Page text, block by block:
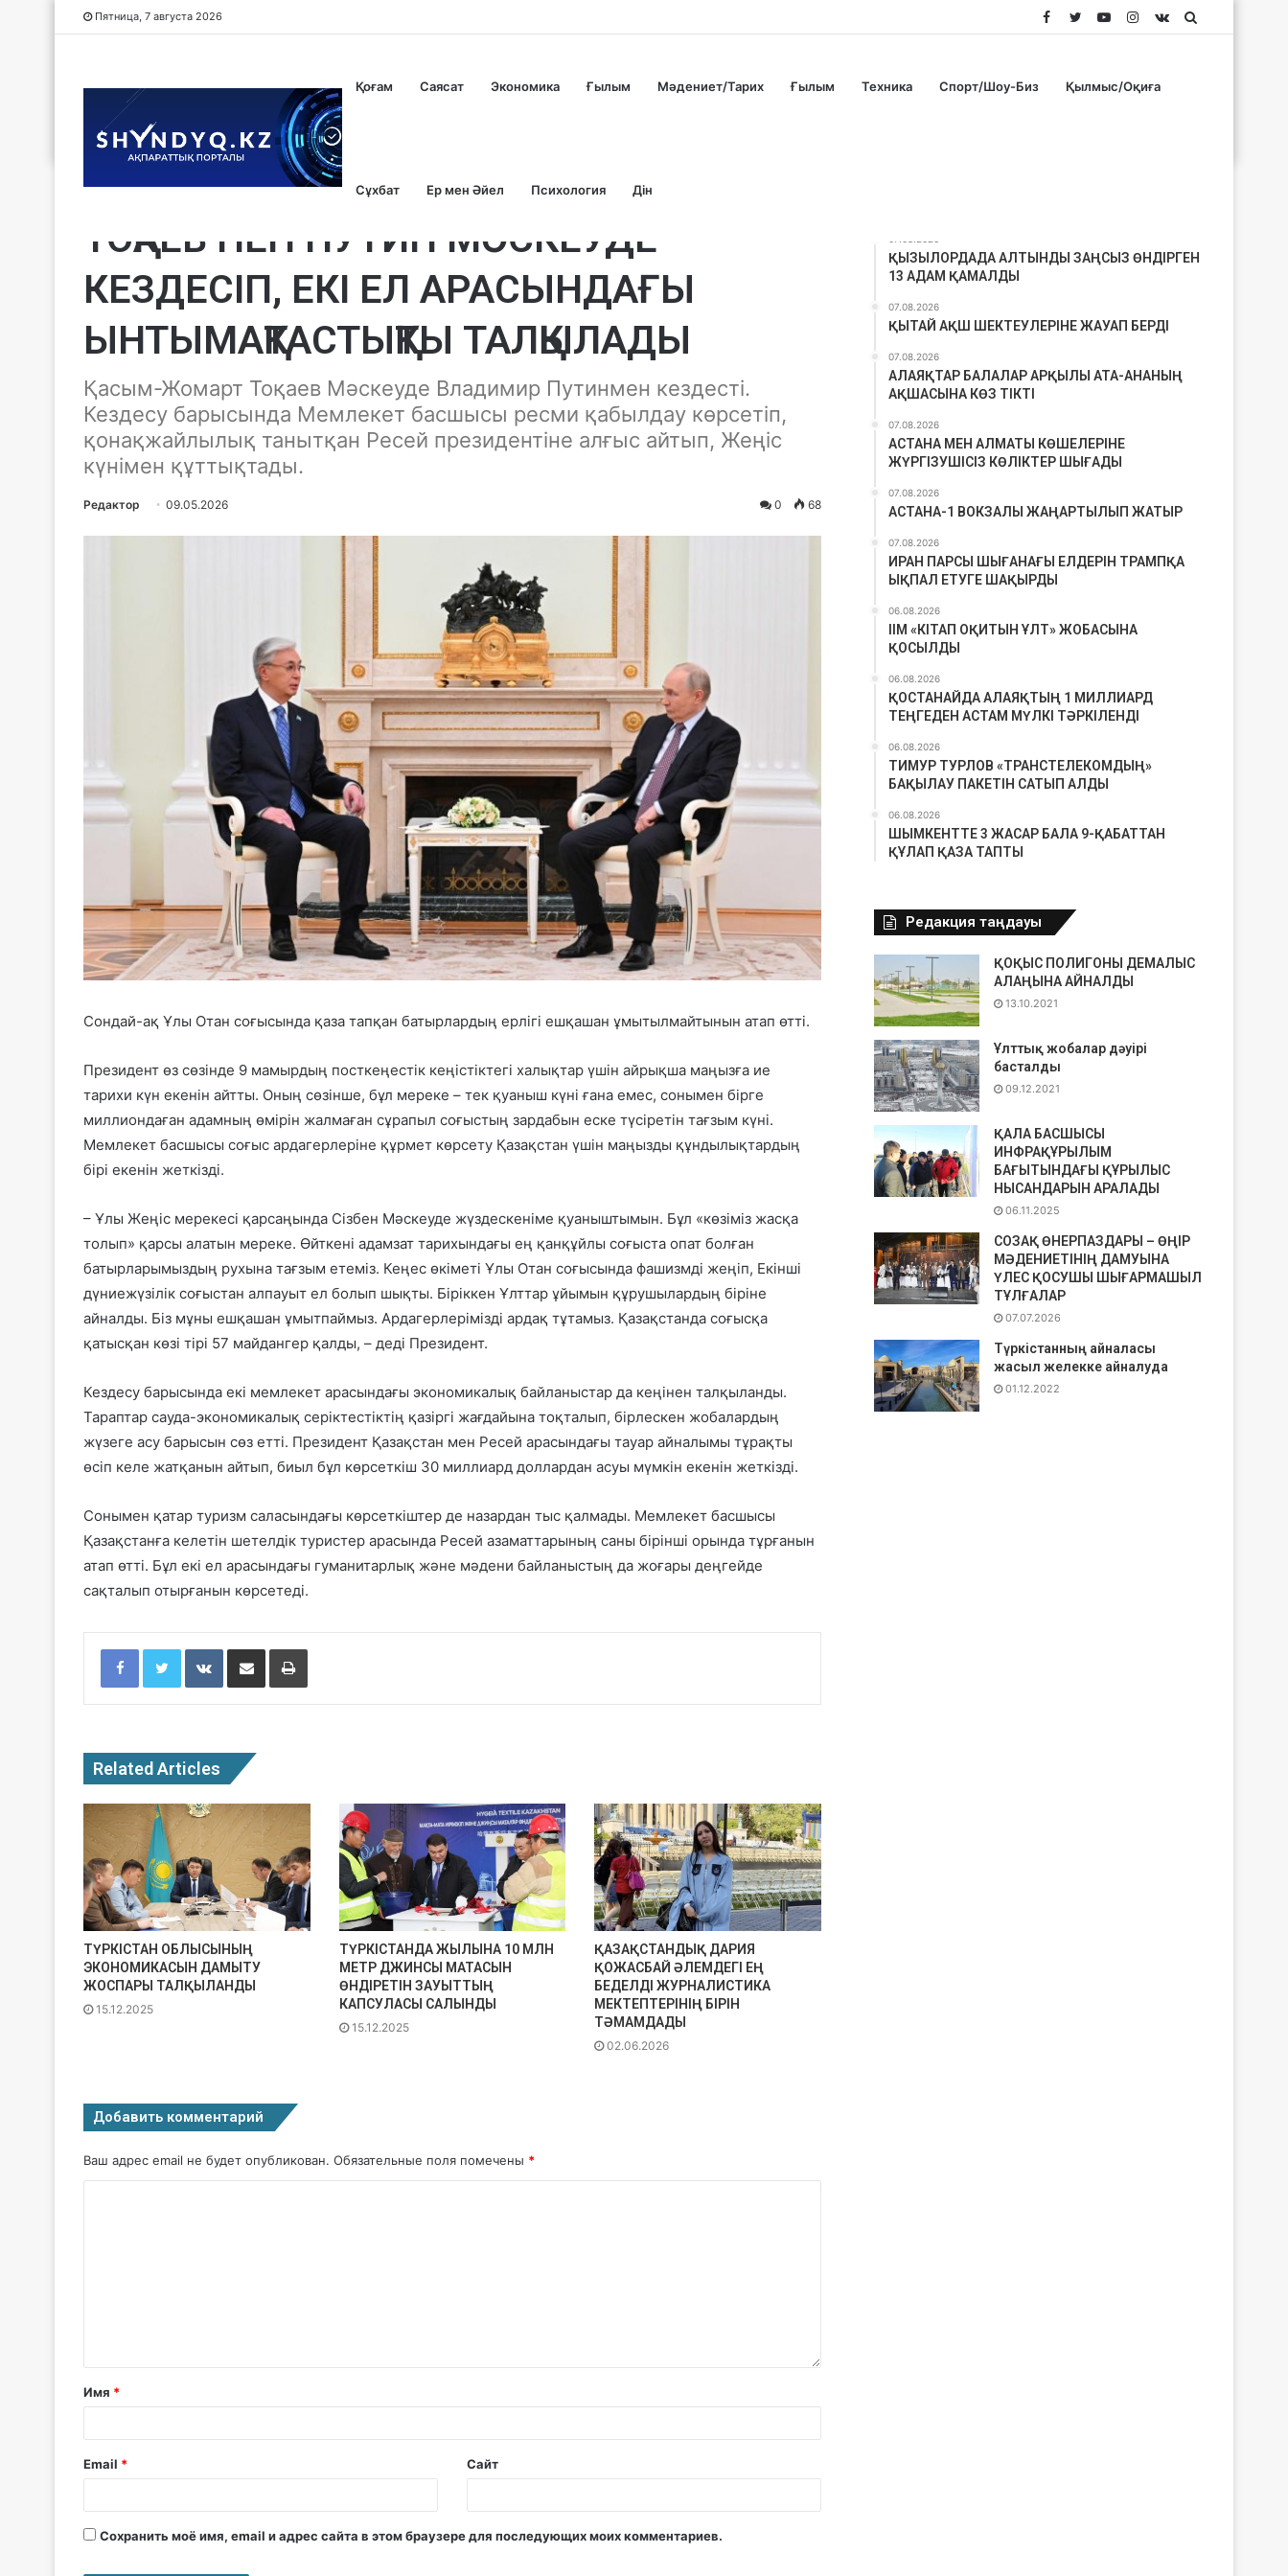
Пятница, 7 августа 2026 vk.com
Instagram
YouTube
Twitter
Facebook
Қоғам Саясат Экономика Ғылым Мәдениет/Тарих Ғылым Техника Спорт/Шоу-Биз Қылмыс/Оқиға
Сұхбат Ер мен Әйел Психология Дін
ТОҚАЕВ ПЕН ПУТИН МӘСКЕУДЕ
КЕЗДЕСІП, ЕКІ ЕЛ АРАСЫНДАҒЫ
ЫНТЫМАҚТАСТЫҚТЫ ТАЛҚЫЛАДЫ
Қасым-Жомарт Тоқаев Мәскеуде Владимир Путинмен кездесті.
Кездесу барысында Мемлекет басшысы ресми қабылдау көрсетіп,
қонақжайлылық танытқан Ресей президентіне алғыс айтып, Жеңіс
күнімен құттықтады.
Редактор 09.05.2026 0 68
Сондай-ақ Ұлы Отан соғысында қаза тапқан батырлардың ерлігі ешқашан ұмытылмайтынын атап өтті.
Президент өз сөзінде 9 мамырдың посткеңестік кеңістіктегі халықтар үшін айрықша маңызға ие
тарихи күн екенін айтты. Оның сөзінше, бұл мереке – тек қуаныш күні ғана емес, сонымен бірге
миллиондаған адамның өмірін жалмаған сұрапыл соғыстың зардабын еске түсіретін тағзым күні.
Мемлекет басшысы соғыс ардагерлеріне құрмет көрсету Қазақстан үшін маңызды құндылықтардың
бірі екенін жеткізді.
– Ұлы Жеңіс мерекесі қарсаңында Сізбен Мәскеуде жүздескеніме қуаныштымын. Бұл «көзіміз жасқа
толып» қарсы алатын мереке. Өйткені адамзат тарихындағы ең қанқұйлы соғыста опат болған
батырларымыздың рухына тағзым етеміз. Кеңес өкіметі Ұлы Отан соғысында фашизмді жеңіп, Екінші
дүниежүзілік соғыстан алпауыт ел болып шықты. Біріккен Ұлттар ұйымын құрушылардың біріне
айналды. Біз мұны ешқашан ұмытпаймыз. Ардагерлерімізді ардақ тұтамыз. Қазақстанда соғысқа
қатысқан көзі тірі 57 майдангер қалды, – деді Президент.
Кездесу барысында екі мемлекет арасындағы экономикалық байланыстар да кеңінен талқыланды.
Тараптар сауда-экономикалық серіктестіктің қазіргі жағдайына тоқталып, бірлескен жобалардың
жүзеге асу барысын сөз етті. Президент Қазақстан мен Ресей арасындағы тауар айналымы тұрақты
өсіп келе жатқанын айтып, биыл бұл көрсеткіш 30 миллиард доллардан асуы мүмкін екенін жеткізді.
Сонымен қатар туризм саласындағы көрсеткіштер де назардан тыс қалмады. Мемлекет басшысы
Қазақстанға келетін шетелдік туристер арасында Ресей азаматтарының саны бірінші орында тұрғанын
атап өтті. Бұл екі ел арасындағы гуманитарлық және мәдени байланыстың да жоғары деңгейде
сақталып отырғанын көрсетеді.
Facebook Twitter VKontakte
Related Articles
ТҮРКІСТАН ОБЛЫСЫНЫҢ
ЭКОНОМИКАСЫН ДАМЫТУ
ЖОСПАРЫ ТАЛҚЫЛАНДЫ
15.12.2025
ТҮРКІСТАНДА ЖЫЛЫНА 10 МЛН
МЕТР ДЖИНСЫ МАТАСЫН
ӨНДІРЕТІН ЗАУЫТТЫҢ
КАПСУЛАСЫ САЛЫНДЫ
15.12.2025
ҚАЗАҚСТАНДЫҚ ДАРИЯ
ҚОЖАСБАЙ ӘЛЕМДЕГІ ЕҢ
БЕДЕЛДІ ЖУРНАЛИСТИКА
МЕКТЕПТЕРІНІҢ БІРІН
ТӘМАМДАДЫ
02.06.2026
Добавить комментарий
Ваш адрес email не будет опубликован. Обязательные поля помечены *
Имя *
Email * Сайт
Сохранить моё имя, email и адрес сайта в этом браузере для последующих моих комментариев.
ҚЫЗЫЛОРДАДА АЛТЫНДЫ ЗАҢСЫЗ ӨНДІРГЕН
13 АДАМ ҚАМАЛДЫ
07.08.2026
ҚЫТАЙ АҚШ ШЕКТЕУЛЕРІНЕ ЖАУАП БЕРДІ
07.08.2026
АЛАЯҚТАР БАЛАЛАР АРҚЫЛЫ АТА-АНАНЫҢ
АҚШАСЫНА КӨЗ ТІКТІ
07.08.2026
АСТАНА МЕН АЛМАТЫ КӨШЕЛЕРІНЕ
ЖҮРГІЗУШІСІЗ КӨЛІКТЕР ШЫҒАДЫ
07.08.2026
АСТАНА-1 ВОКЗАЛЫ ЖАҢАРТЫЛЫП ЖАТЫР
07.08.2026
ИРАН ПАРСЫ ШЫҒАНАҒЫ ЕЛДЕРІН ТРАМПҚА
ЫҚПАЛ ЕТУГЕ ШАҚЫРДЫ
06.08.2026
ІІМ «КІТАП ОҚИТЫН ҰЛТ» ЖОБАСЫНА
ҚОСЫЛДЫ
06.08.2026
ҚОСТАНАЙДА АЛАЯҚТЫҢ 1 МИЛЛИАРД
ТЕҢГЕДЕН АСТАМ МҮЛКІ ТӘРКІЛЕНДІ
06.08.2026
ТИМУР ТУРЛОВ «ТРАНСТЕЛЕКОМДЫҢ»
БАҚЫЛАУ ПАКЕТІН САТЫП АЛДЫ
06.08.2026
ШЫМКЕНТТЕ 3 ЖАСАР БАЛА 9-ҚАБАТТАН
ҚҰЛАП ҚАЗА ТАПТЫ
Редакция таңдауы
ҚОҚЫС ПОЛИГОНЫ ДЕМАЛЫС
АЛАҢЫНА АЙНАЛДЫ
13.10.2021
Ұлттық жобалар дәуірі
басталды
09.12.2021
ҚАЛА БАСШЫСЫ
ИНФРАҚҰРЫЛЫМ
БАҒЫТЫНДАҒЫ ҚҰРЫЛЫС
НЫСАНДАРЫН АРАЛАДЫ
06.11.2025
СОЗАҚ ӨНЕРПАЗДАРЫ – ӨҢІР
МӘДЕНИЕТІНІҢ ДАМУЫНА
ҮЛЕС ҚОСУШЫ ШЫҒАРМАШЫЛ
ТҰЛҒАЛАР
07.07.2026
Түркістанның айналасы
жасыл желекке айналуда
01.12.2022